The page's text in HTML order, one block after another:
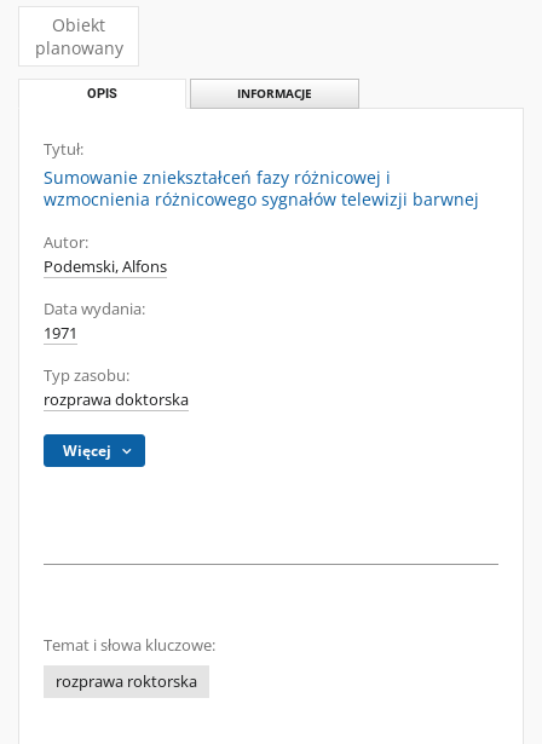
Obiekt
planowany
OPIS INFORMACJE
Tytuł:
Sumowanie zniekształceń fazy różnicowej i
wzmocnienia różnicowego sygnałów telewizji barwnej
Autor:
Podemski, Alfons
Data wydania:
1971
Typ zasobu:
rozprawa doktorska
Więcej
Temat i słowa kluczowe:
rozprawa roktorska